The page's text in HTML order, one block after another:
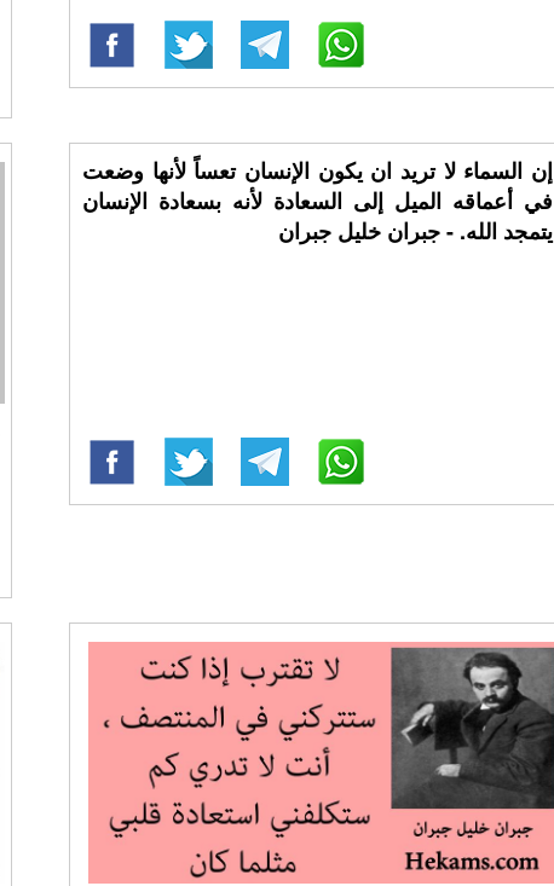
إن السماء لا تريد ان يكون الإنسان تعساً لأنها وضعت
في أعماقه الميل إلى السعادة لأنه بسعادة الإنسان
يتمجد الله. - جبران خليل جبران